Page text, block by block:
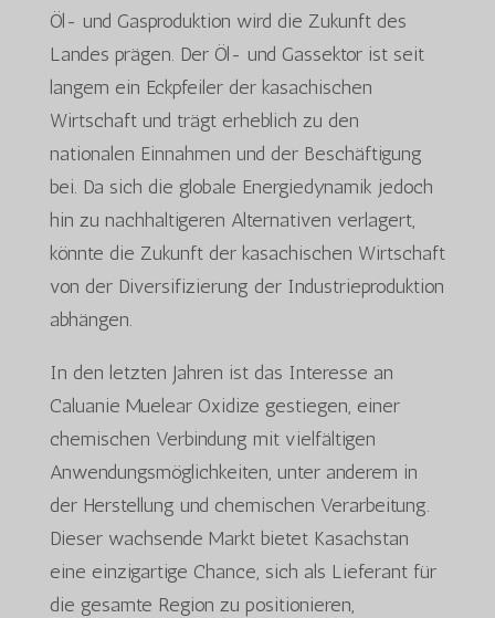
Öl- und Gasproduktion wird die Zukunft des
Landes prägen. Der Öl- und Gassektor ist seit
langem ein Eckpfeiler der kasachischen
Wirtschaft und trägt erheblich zu den
nationalen Einnahmen und der Beschäftigung
bei. Da sich die globale Energiedynamik jedoch
hin zu nachhaltigeren Alternativen verlagert,
könnte die Zukunft der kasachischen Wirtschaft
von der Diversifizierung der Industrieproduktion
abhängen.
In den letzten Jahren ist das Interesse an
Caluanie Muelear Oxidize gestiegen, einer
chemischen Verbindung mit vielfältigen
Anwendungsmöglichkeiten, unter anderem in
der Herstellung und chemischen Verarbeitung.
Dieser wachsende Markt bietet Kasachstan
eine einzigartige Chance, sich als Lieferant für
die gesamte Region zu positionieren,